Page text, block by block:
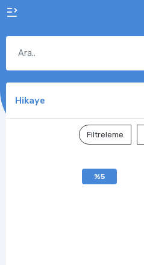
Hikaye
Filtreleme
%5